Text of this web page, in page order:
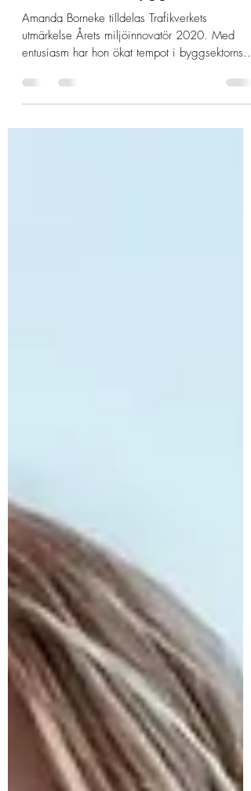
miljöinnovatör jobbar med
klimatarbete i byggbranschen
Amanda Borneke tilldelas Trafikverkets
utmärkelse Årets miljöinnovatör 2020. Med